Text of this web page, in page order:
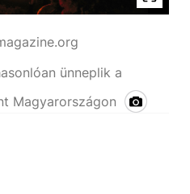
ünneplik a
Magyarországon